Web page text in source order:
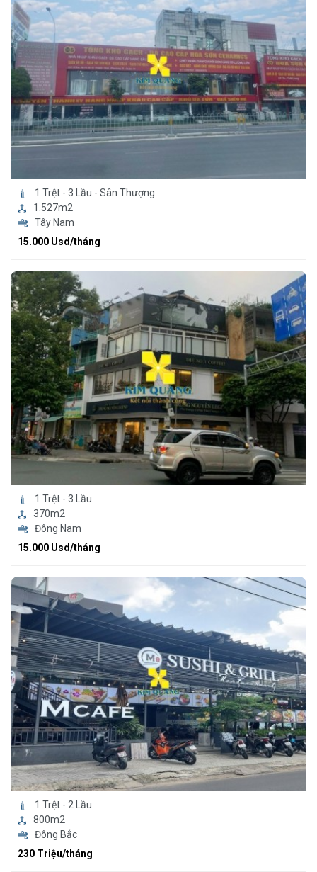
1 Trệt - 3 Lầu - Sân Thượng
1.527m2
Tây Nam
15.000 Usd/tháng
1 Trệt - 3 Lầu
370m2
Đông Nam
15.000 Usd/tháng
1 Trệt - 2 Lầu
800m2
Đông Bắc
230 Triệu/tháng